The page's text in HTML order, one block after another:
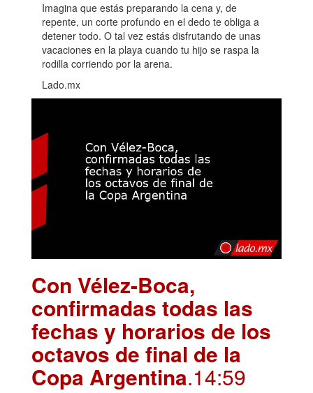
Imagina que estás preparando la cena y, de
repente, un corte profundo en el dedo te obliga a
detener todo. O tal vez estás disfrutando de unas
vacaciones en la playa cuando tu hijo se raspa la
rodilla corriendo por la arena.
Lado.mx
Con Vélez-Boca,
confirmadas todas las
fechas y horarios de los
octavos de final de la
Copa Argentina.14:59